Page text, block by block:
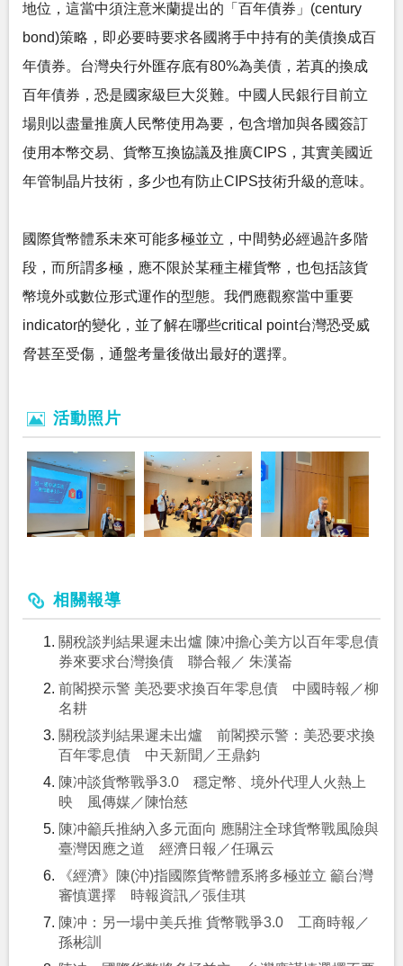
地位，這當中須注意米蘭提出的「百年債券」(century
bond)策略，即必要時要求各國將手中持有的美債換成百
年債券。台灣央行外匯存底有80%為美債，若真的換成
百年債券，恐是國家級巨大災難。中國人民銀行目前立
場則以盡量推廣人民幣使用為要，包含增加與各國簽訂
使用本幣交易、貨幣互換協議及推廣CIPS，其實美國近
年管制晶片技術，多少也有防止CIPS技術升級的意味。
國際貨幣體系未來可能多極並立，中間勢必經過許多階
段，而所謂多極，應不限於某種主權貨幣，也包括該貨
幣境外或數位形式運作的型態。我們應觀察當中重要
indicator的變化，並了解在哪些critical point台灣恐受威
脅甚至受傷，通盤考量後做出最好的選擇。
活動照片
相關報導
關稅談判結果遲未出爐 陳冲擔心美方以百年零息債
券來要求台灣換債 聯合報／ 朱漢崙
前閣揆示警 美恐要求換百年零息債 中國時報／柳
名耕
關稅談判結果遲未出爐 前閣揆示警：美恐要求換
百年零息債 中天新聞／王鼎鈞
陳冲談貨幣戰爭3.0 穩定幣、境外代理人火熱上
映 風傳媒／陳怡慈
陳冲籲兵推納入多元面向 應關注全球貨幣戰風險與
臺灣因應之道 經濟日報／任珮云
《經濟》陳(沖)指國際貨幣體系將多極並立 籲台灣
審慎選擇 時報資訊／張佳琪
陳冲：另一場中美兵推 貨幣戰爭3.0 工商時報／
孫彬訓